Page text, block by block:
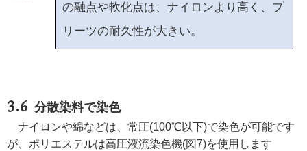
の融点や軟化点は、ナイロンより高く、プ
リーツの耐久性が大きい。
分散染料で染色
ナイロンや綿などは、常圧(100℃以下)で染色が可能です
が、ポリエステルは高圧液流染色機(図7)を使用します